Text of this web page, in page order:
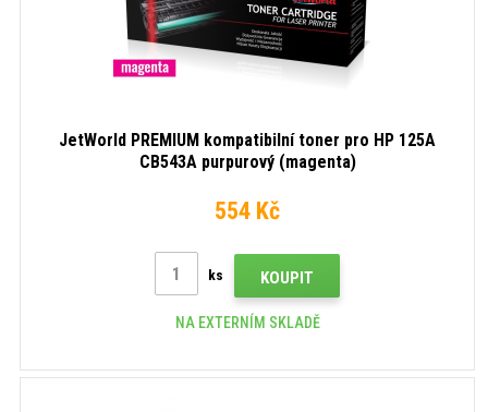
JetWorld PREMIUM kompatibilní toner pro HP 125A
CB543A purpurový (magenta)
554 Kč
ks KOUPIT
NA EXTERNÍM SKLADĚ